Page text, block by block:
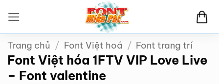
qua
nội
dung
Trang chủ / Font Việt hoá / Font trang trí
Font Việt hóa 1FTV VIP Love Live
– Font valentine